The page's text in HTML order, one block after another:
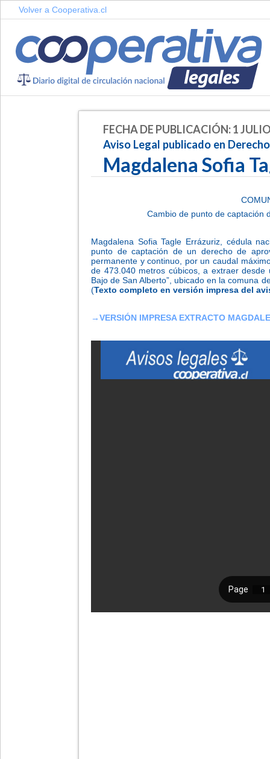
Volver a Cooperativa.cl
FECHA DE PUBLICACIÓN: 1
Aviso Legal publicado en
Magdalena Sofia
Cambio de punto de captación
Magdalena Sofia Tagle Errázuriz, cédula
punto de captación de un derecho de
permanente y continuo, por un caudal
de 473.040 metros cúbicos, a extraer
Bajo de San Alberto”, ubicado en la comuna
(Texto completo en versión impresa del
→VERSIÓN IMPRESA EXTRACTO